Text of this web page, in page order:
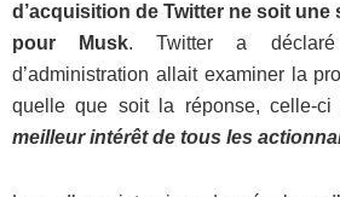
d’acquisition de Twitter ne soit
pour Musk. Twitter a
d’administration allait examiner la
quelle que soit la réponse, celle-ci
meilleur intérêt de tous les